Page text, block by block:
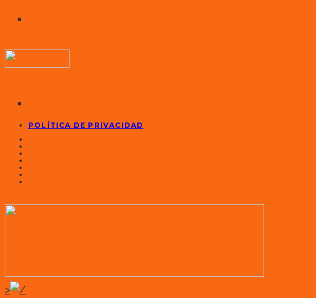
POLÍTICA DE PRIVACIDAD
>